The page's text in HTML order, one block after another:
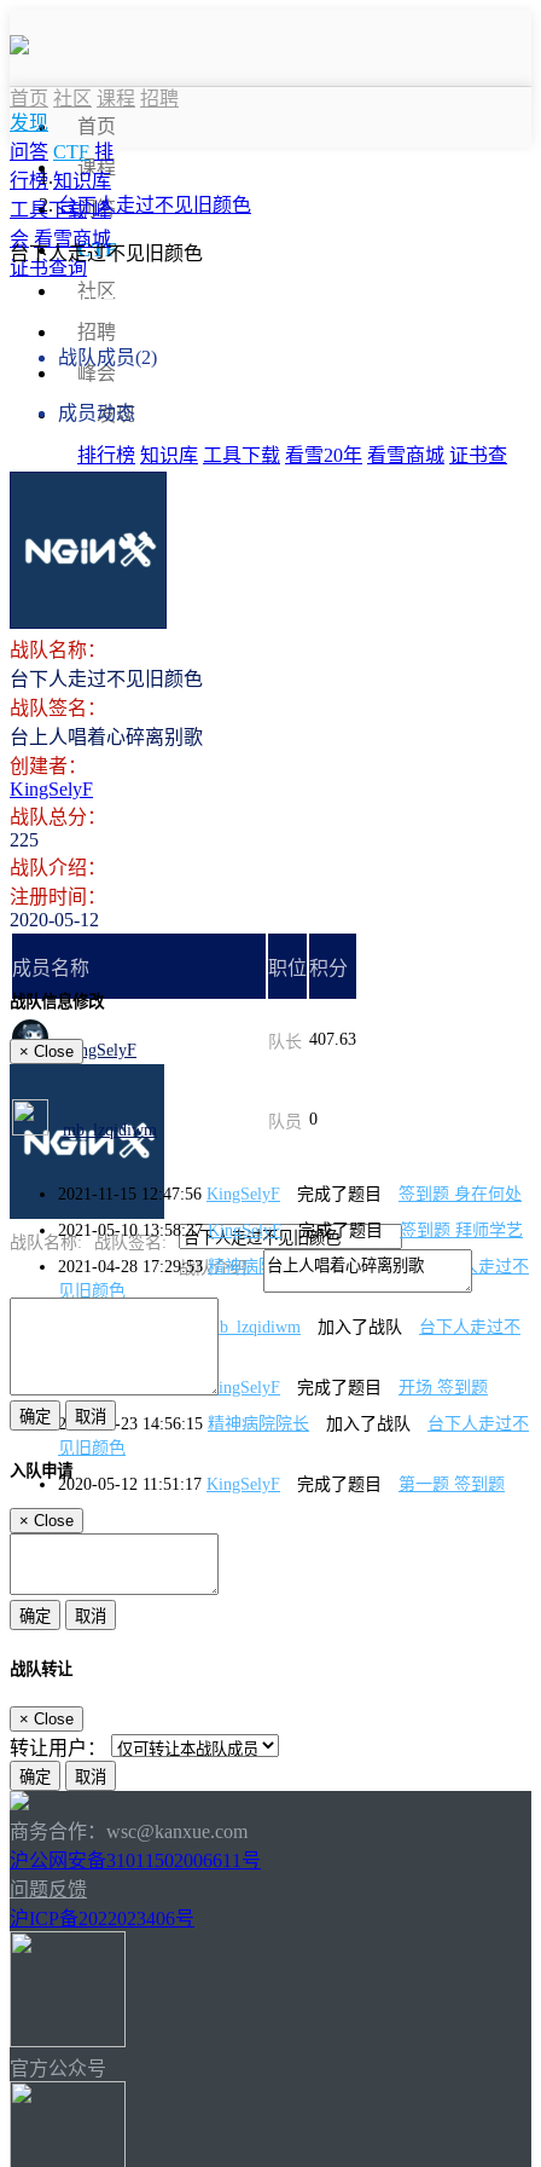
首页
课程
问答
CTF
社区
招聘
峰会
发现
排行榜 知识库 工具下载 看雪20年 看雪商城 证书查
首页 社区 课程 招聘
发现
问答 CTF 排
行榜 知识库
工具下载 峰
会 看雪商城
证书查询
台下人走过不见旧颜色
台下人走过不见旧颜色
战队信息
战队成员(2)
成员动态
战队名称：
台下人走过不见旧颜色
战队签名：
台上人唱着心碎离别歌
创建者：
KingSelyF
战队总分：
225
战队介绍：
注册时间：
2020-05-12
成员名称 职位积分
KingSelyF 队长 407.63
mb_lzqidiwm 队员 0
2021-11-15 12:47:56 KingSelyF 完成了题目
签到题 身在何处
2021-05-10 13:58:37 KingSelyF 完成了题目
签到题 拜师学艺
2021-04-28 17:29:53 精神病院院长 退出了战队
台下人走过不
见旧颜色
mb_lzqidiwm 加入了战队
台下人走过不
KingSelyF 完成了题目
开场 签到题
2020-10-23 14:56:15 精神病院院长 加入了战队
台下人走过不
见旧颜色
2020-05-12 11:51:17 KingSelyF 完成了题目 第一题 签到题
战队信息修改
× Close
战队名称:
战队签名:
战队介绍:
入队申请
× Close
战队转让
× Close
转让用户：
商务合作：wsc@kanxue.com
沪公网安备31011502006611号
问题反馈
沪ICP备2022023406号
官方公众号